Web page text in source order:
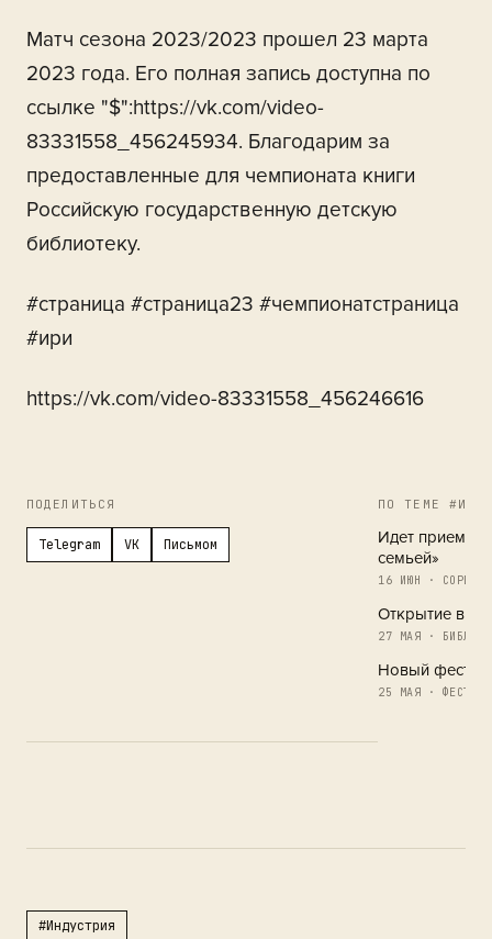
Матч сезона 2023/2023 прошел 23 марта
2023 года. Его полная запись доступна по
ссылке "$":https://vk.com/video-
83331558_456245934. Благодарим за
предоставленные для чемпионата книги
Российскую государственную детскую
библиотеку.
#страница #страница23 #чемпионатстраница
#ири
https://vk.com/video-83331558_456246616
ПОДЕЛИТЬСЯ
Telegram VK Письмом
ПО ТЕМЕ
Идет прием
семьей»
16 ИЮН ·
Открытие в
27 МАЯ ·
Новый
25 МАЯ ·
#Индустрия